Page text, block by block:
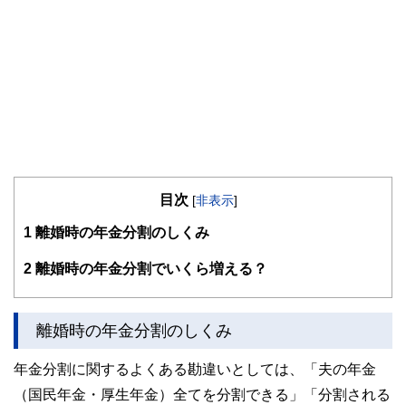
目次 [非表示]
1 離婚時の年金分割のしくみ
2 離婚時の年金分割でいくら増える？
離婚時の年金分割のしくみ
年金分割に関するよくある勘違いとしては、「夫の年金
（国民年金・厚生年金）全てを分割できる」「分割される